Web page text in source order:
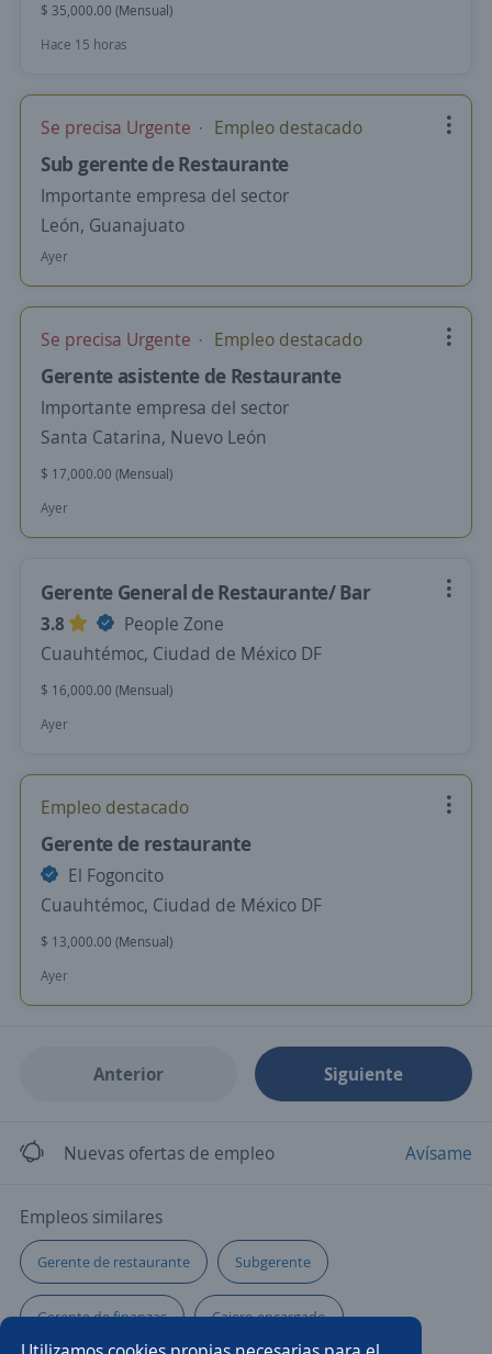
$ 35,000.00 (Mensual)
Hace 15 horas
Se precisa Urgente Empleo destacado
Sub gerente de Restaurante
Importante empresa del sector
León, Guanajuato
Ayer
Se precisa Urgente Empleo destacado
Gerente asistente de Restaurante
Importante empresa del sector
Santa Catarina, Nuevo León
$ 17,000.00 (Mensual)
Ayer
Gerente General de Restaurante/ Bar
3.8
People Zone
Cuauhtémoc, Ciudad de México DF
$ 16,000.00 (Mensual)
Ayer
Empleo destacado
Gerente de restaurante
El Fogoncito
Cuauhtémoc, Ciudad de México DF
$ 13,000.00 (Mensual)
Ayer
Anterior Siguiente
Nuevas ofertas de empleo Avísame
Empleos similares
Gerente de restaurante Subgerente
Gerente de finanzas Cajero encargado